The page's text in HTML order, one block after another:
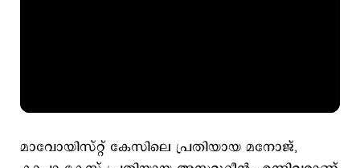
മാവോയിസ്റ്റ് കേസിലെ പ്രതിയായ മനോജ്,